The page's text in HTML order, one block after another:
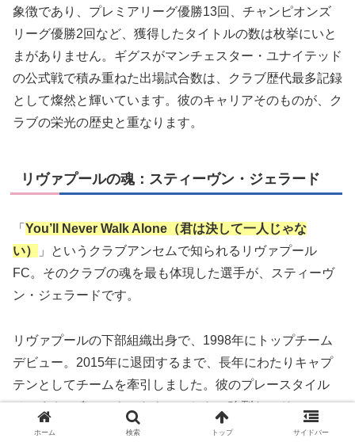
象徴であり、プレミアリーグ優勝13回、チャンピオンズ
リーグ優勝2回など、獲得したタイトルの数は枚挙にいと
まがありません。ギグスがマンチェスター・ユナイテッド
の公式戦で積み重ねた出場試合数は、クラブ歴代最多記録
として燦然と輝いています。彼のキャリアそのものが、ク
ラブの栄光の歴史と重なります。
リヴァプールの魂：スティーヴン・ジェラード
「 You’ll Never Walk Alone（君は決して一人じゃな
い）
」というクラブアンセムで知られるリヴァプール
FC。そのクラブの魂を最も体現した選手が、スティーヴ
ン・ジェラードです。
リヴァプールの下部組織出身で、1998年にトップチーム
デビュー。2015年に退団するまで、長年にわたりキャプ
テンとしてチームを牽引しました。彼のプレースタイル
は、まさに魂のこもったものでした。強烈なミドルシュー
ト、献身的な守備、そしてチームが最も苦しい時に発揮さ
ホーム 検索 トップ サイドバー